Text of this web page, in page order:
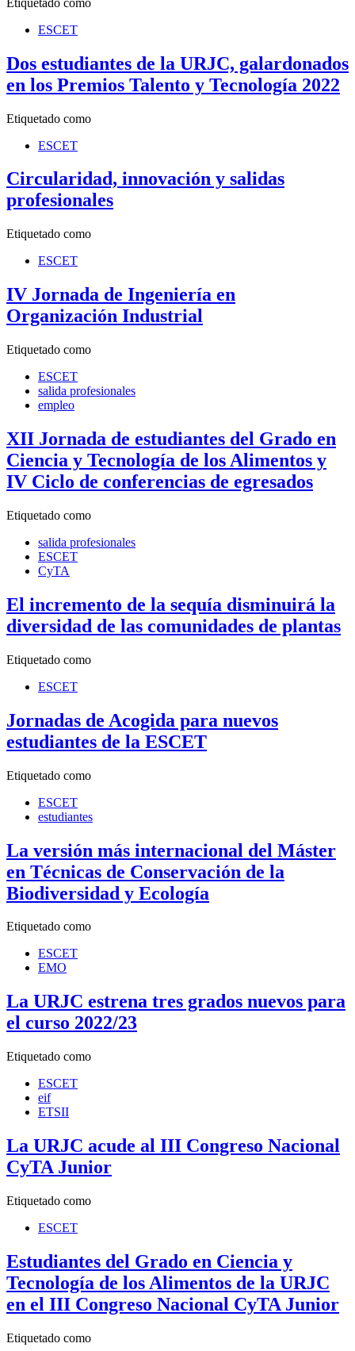
ESCET
Dos estudiantes de la URJC, galardonados
en los Premios Talento y Tecnología 2022
Etiquetado como
ESCET
Circularidad, innovación y salidas
profesionales
Etiquetado como
ESCET
IV Jornada de Ingeniería en
Organización Industrial
Etiquetado como
ESCET
salida profesionales
empleo
XII Jornada de estudiantes del Grado en
Ciencia y Tecnología de los Alimentos y
IV Ciclo de conferencias de egresados
Etiquetado como
salida profesionales
ESCET
CyTA
El incremento de la sequía disminuirá la
diversidad de las comunidades de plantas
Etiquetado como
ESCET
Jornadas de Acogida para nuevos
estudiantes de la ESCET
Etiquetado como
ESCET
estudiantes
La versión más internacional del Máster
en Técnicas de Conservación de la
Biodiversidad y Ecología
Etiquetado como
ESCET
EMO
La URJC estrena tres grados nuevos para
el curso 2022/23
Etiquetado como
ESCET
eif
ETSII
La URJC acude al III Congreso Nacional
CyTA Junior
Etiquetado como
ESCET
Estudiantes del Grado en Ciencia y
Tecnología de los Alimentos de la URJC
en el III Congreso Nacional CyTA Junior
Etiquetado como